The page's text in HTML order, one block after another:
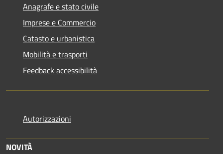
Anagrafe e stato civile
Imprese e Commercio
Catasto e urbanistica
Mobilità e trasporti
Feedback accessibilità
Autorizzazioni
NOVITÀ